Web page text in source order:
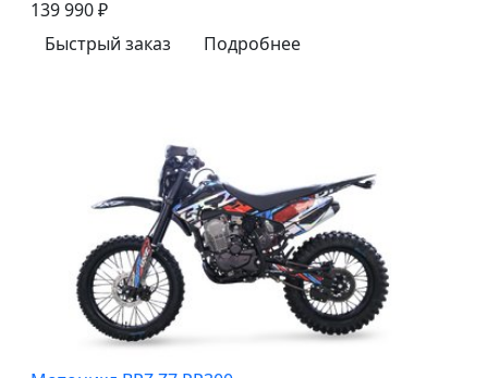
139 990 ₽
Быстрый заказ
Подробнее